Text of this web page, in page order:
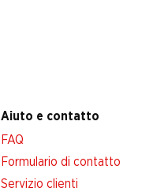
Aiuto e contatto
FAQ
Formulario di contatto
Servizio clienti